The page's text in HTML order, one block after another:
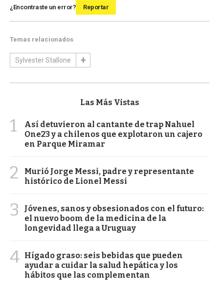
¿Encontraste un error? Reportar
Temas relacionados
Sylvester Stallone
Las Más Vistas
1
Así detuvieron al cantante de trap Nahuel
One23 y a chilenos que explotaron un cajero
en Parque Miramar
2
Murió Jorge Messi, padre y representante
histórico de Lionel Messi
3
Jóvenes, sanos y obsesionados con el futuro:
el nuevo boom de la medicina de la
longevidad llega a Uruguay
4 Hígado graso: seis bebidas que pueden
ayudar a cuidar la salud hepática y los
hábitos que las complementan